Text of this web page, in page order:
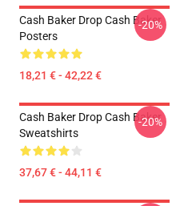
Cash Baker Drop Cash Baker
Posters
18,21 € - 42,22 €
-20%
Cash Baker Drop Cash Baker
Sweatshirts
37,67 € - 44,11 €
-20%